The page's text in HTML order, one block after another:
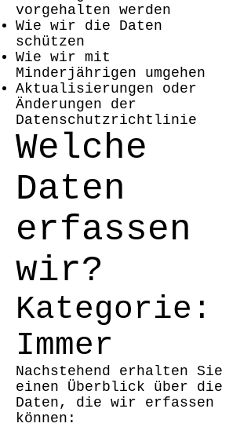
vorgehalten werden
Wie wir die Daten
schützen
Wie wir mit
Minderjährigen umgehen
Aktualisierungen oder
Änderungen der
Datenschutzrichtlinie
Welche
Daten
erfassen
wir?
Kategorie:
Immer
Nachstehend erhalten Sie
einen Überblick über die
Daten, die wir erfassen
können: